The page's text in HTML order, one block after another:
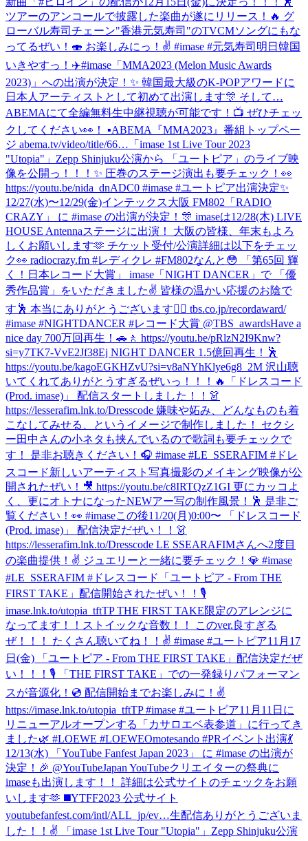
ツアーのアンコールで披露した楽曲が遂にリリース！🔥 グ
ローバル寿司チェーン"香港元気寿司"のTVCMソングにもな
ってるぜい！🍣 お楽しみにっ！✌️ #imase #元気寿司 明日韓国
いきやすっ！✈️#imase「MMA2023 (Melon Music Awards
2023)」への出演が決定！✨ 韓国最大級のK-POPアワードに
日本人アーティストとして初めて出演します🎊 そして…
ABEMAにて全編無料生中継視聴が可能です！📺 ぜひチェッ
クしてください👀！ ▪︎ABEMA『MMA2023』番組トップペー
ジ abema.tv/video/title/66… 「imase 1st Live Tour 2023
"Utopia"」Zepp Shinjuku公演から 「ユートピア」のライブ映
像を公開っ！！！✨ 圧巻のステージ演出も要チェック！👀
https://youtu.be/nida_dnADC0 #imase #ユートピア出演決定✨
12/27(水)〜12/29(金)インテックス大阪 FM802「RADIO
CRAZY」 に #imase の出演が決定！🎊 imaseは12/28(木) LIVE
HOUSE Antennaステージに出演！ 大阪の皆様、年末もよろ
しくお願いします🫶 チケット受付/公演詳細は以下をチェッ
ク👀 radiocrazy.fm #レディクレ #FM802なんと😳 「第65回 輝
く！日本レコード大賞」 imase「NIGHT DANCER」で 「優
秀作品賞」をいただきました✌️ 皆様の温かい応援のお陰で
す🕺 本当にありがとうございます❤️‍🔥 tbs.co.jp/recordaward/
#imase #NIGHTDANCER #レコード大賞 @TBS_awardsHave a
nice day 700万回再生！🚗🚶 https://youtu.be/pRlzN2I9Knw?
si=y7TK7-VvE2Jf38Ej NIGHT DANCER 1.5億回再生！🕺
https://youtu.be/kagoEGKHZvU?si=v8aNYhKlye6g8_2M 沢山聴
いてくれてありがとうすぎるぜいっ！！！🔥
「ドレスコード
(Prod. imase)」 配信スタートしました！！👗
https://lesserafim.lnk.to/Dresscode 嫌味や妬み、どんなものも着
こなしてみせる、というイメージで制作しました！ セクシ
ー田中さんの小ネタも挟んでいるので歌詞も要チェックで
す！ 是非お聴きください！🎧 #imase #LE_SSERAFIM #ドレ
スコード新しいアーティスト写真撮影のメイキング映像が公
開されたぜい！🎥 https://youtu.be/c8IRTQzZ1GI 更にカッコよ
く、更にオトナになったNEWアー写の制作風景！🕺 是非ご
覧ください！👀 #imaseこの後11/20(月)0:00〜 「ドレスコード
(Prod. imase)」 配信決定だぜい！！👗
https://lesserafim.lnk.to/Dresscode LE SSEARAFIMさんへ2度目
の楽曲提供！✌️ ジュエリーと一緒に要チェック！💎 #imase
#LE_SSERAFIM #ドレスコード
「ユートピア - From THE
FIRST TAKE」配信開始されたぜい！！🎙
imase.lnk.to/utopia_tftTP THE FIRST TAKE限定のアレンジに
なってます！！ストイックな音数！！ このver.良すぎる
ぜ！！！ たくさん聴いてね！！✌️ #imase #ユートピア11月17
日(金) 「ユートピア - From THE FIRST TAKE」配信決定だぜ
い！！！🎙 「THE FIRST TAKE」での一発録りパフォーマン
スが音源化！💿 配信開始までお楽しみに！✌️
https://imase.lnk.to/utopia_tftTP #imase #ユートピア11月11日に
リニューアルオープンする「カサロエベ表参道」に行ってき
ました🌿 #LOEWE #LOEWEOmotesando #PRイベント出演💃
12/13(水) 「YouTube Fanfest Japan 2023」 に #imase の出演が
決定！🎉 @YouTubeJapan YouTubeクリエイターの祭典に
imaseも出演します！！ 詳細は公式サイトのチェックをお願
いします🫶 ◼️YTFF2023 公式サイト
youtubefanfest.com/intl/ALL_jp/ev…生配信ありがとうございま
した！！✌️ 「imase 1st Live Tour "Utopia"」Zepp Shinjuku公演